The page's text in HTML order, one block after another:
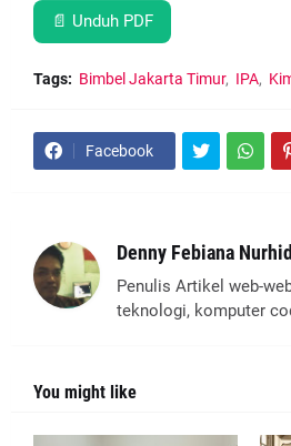
📄 Unduh PDF
Tags: Bimbel Jakarta Timur IPA
Facebook
Denny Febiana
Penulis Artikel web-
teknologi, komputer
You might like